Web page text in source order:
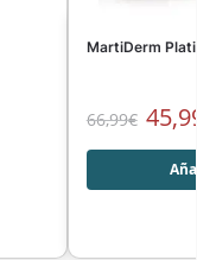
MartiDerm
66,99€